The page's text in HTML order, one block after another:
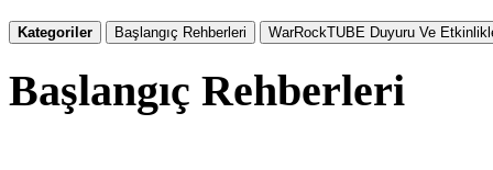
Kategoriler Başlangıç Rehberleri WarRockTUBE Duyuru Ve
Başlangıç Rehberleri